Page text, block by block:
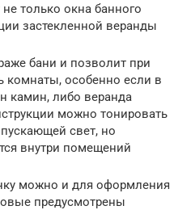
только окна банного
застекленной веранды
бани и позволит при
комнаты, особенно если в
камин, либо веранда
можно тонировать
свет, но
внутри помещений
можно и для оформления
предусмотрены